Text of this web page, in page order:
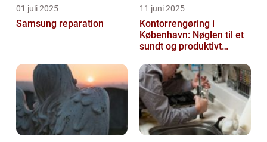
01 juli 2025
Samsung reparation
11 juni 2025
Kontorrengøring i
København: Nøglen til et
sundt og produktivt